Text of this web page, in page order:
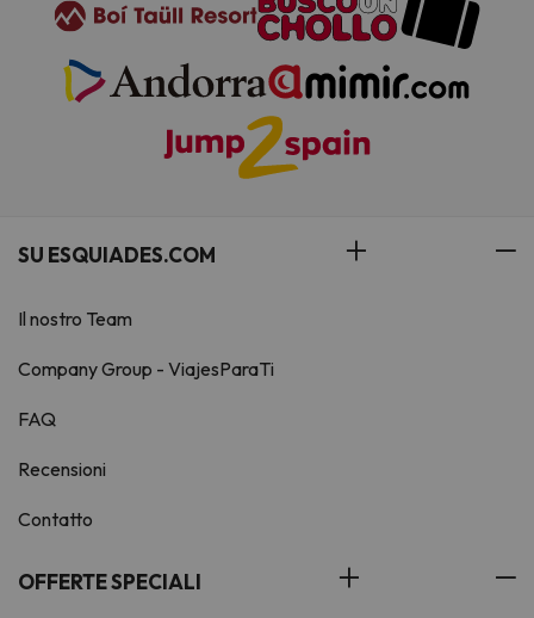
SU ESQUIADES.COM
Il nostro Team
Company Group - ViajesParaTi
FAQ
Recensioni
Contatto
OFFERTE SPECIALI